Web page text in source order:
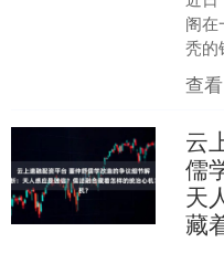
阁在
秃的
座
的“
查看
云
儒
天
藏